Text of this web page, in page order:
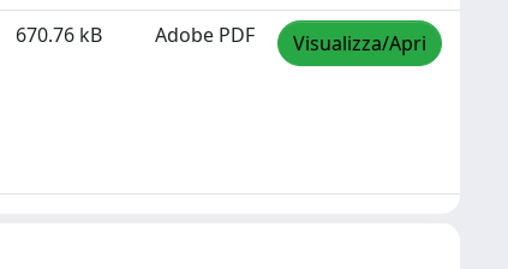
670.76 kB Adobe PDF Visualizza/Apri